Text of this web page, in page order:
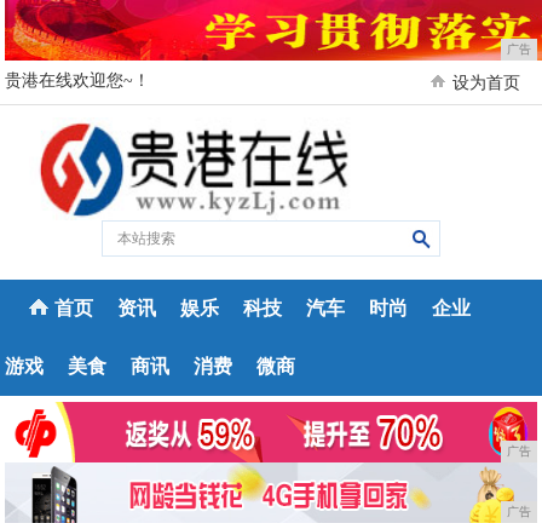
广告
贵港在线欢迎您~！ 设为首页
首页 资讯 娱乐 科技 汽车 时尚 企业
游戏 美食 商讯 消费 微商
广告
广告